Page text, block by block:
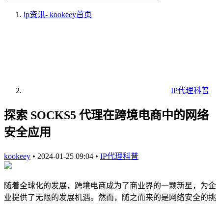
ip资讯- kookeey首页
IP代理科普
探索 SOCKS5 代理在跨境电商中的网络
安全应用
kookeey • 2024-01-25 09:04 • IP代理科普
随着全球化的发展，跨境电商成为了商业界的一颗新星，为企
业提供了无限的发展机遇。然而，随之而来的是网络安全的挑